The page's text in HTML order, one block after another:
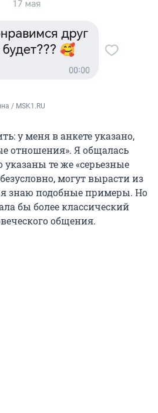
/ MSK1.RU
у меня в анкете указано,
отношения». Я общалась
указаны те же «серьезные
могут вырасти из
я знаю подобные примеры. Но
бы более классический
общения.